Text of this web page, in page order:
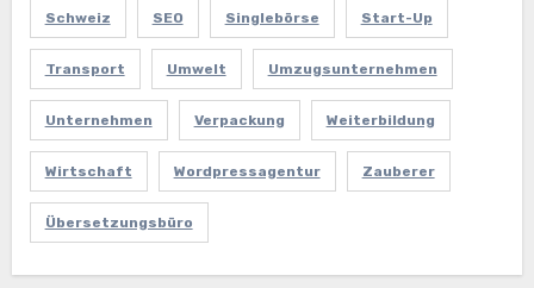
Schweiz SEO Singlebörse Start-Up
Transport Umwelt Umzugsunternehmen
Unternehmen Verpackung Weiterbildung
Wirtschaft Wordpressagentur Zauberer
Übersetzungsbüro